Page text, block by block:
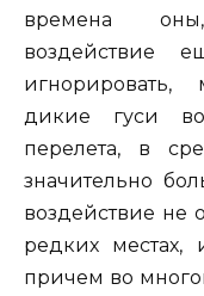
времена
воздействие
игнорировать,
дикие гуси
перелета, в
значительно
воздействие не
редких
причем во